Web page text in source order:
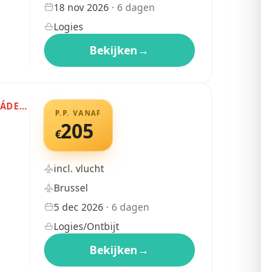
18 nov 2026· 6dagen
Logies
Bekijken→
SPANJE › COSTA DEL SOL › BENALMÁDENA
P.P. VANAF
€205
incl. vlucht
Brussel
5 dec 2026· 6dagen
Logies/Ontbijt
Bekijken→